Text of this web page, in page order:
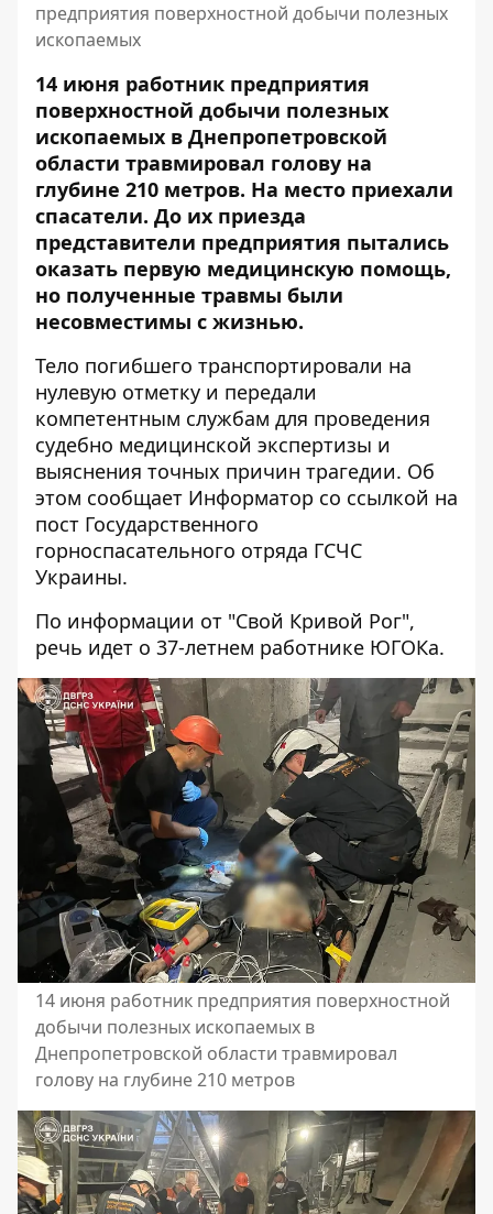
предприятия поверхностной добычи полезных
ископаемых
14 июня работник предприятия
поверхностной добычи полезных
ископаемых в Днепропетровской
области травмировал голову на
глубине 210 метров. На место приехали
спасатели. До их приезда
представители предприятия пытались
оказать первую медицинскую помощь,
но полученные травмы были
несовместимы с жизнью.
Тело погибшего транспортировали на
нулевую отметку и передали
компетентным службам для проведения
судебно медицинской экспертизы и
выяснения точных причин трагедии. Об
этом сообщает Информатор со ссылкой на
пост Государственного
горноспасательного отряда ГСЧС
Украины.
По информации от "Свой Кривой Рог",
речь идет о 37-летнем работнике ЮГОКа.
14 июня работник предприятия поверхностной
добычи полезных ископаемых в
Днепропетровской области травмировал
голову на глубине 210 метров